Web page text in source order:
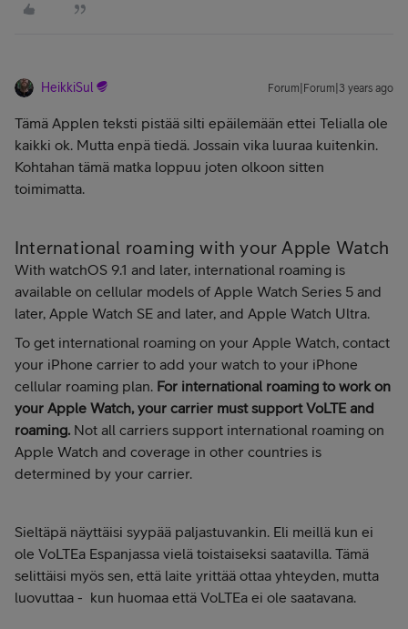
HeikkiSul Forum|Forum|3 years ago
Tämä Applen teksti pistää silti epäilemään ettei Telialla ole
kaikki ok. Mutta enpä tiedä. Jossain vika luuraa kuitenkin.
Kohtahan tämä matka loppuu joten olkoon sitten
toimimatta.
International roaming with your Apple Watch
With watchOS 9.1 and later, international roaming is
available on cellular models of Apple Watch Series 5 and
later, Apple Watch SE and later, and Apple Watch Ultra.
To get international roaming on your Apple Watch, contact
your iPhone carrier to add your watch to your iPhone
cellular roaming plan. For international roaming to work on
your Apple Watch, your carrier must support VoLTE and
roaming. Not all carriers support international roaming on
Apple Watch and coverage in other countries is
determined by your carrier.
Sieltäpä näyttäisi syypää paljastuvankin. Eli meillä kun ei
ole VoLTEa Espanjassa vielä toistaiseksi saatavilla. Tämä
selittäisi myös sen, että laite yrittää ottaa yhteyden, mutta
luovuttaa - kun huomaa että VoLTEa ei ole saatavana.